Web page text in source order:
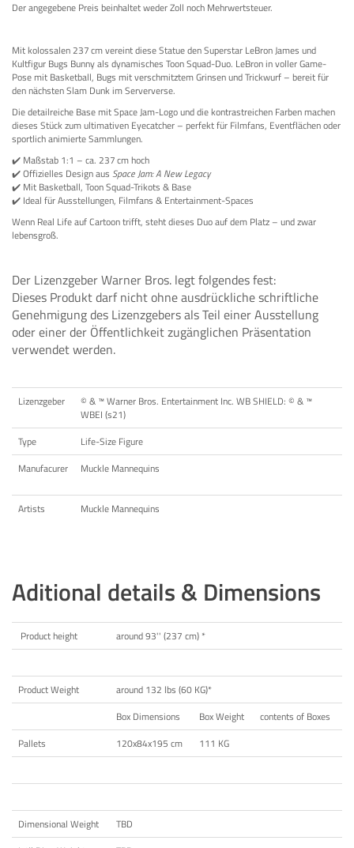
Der angegebene Preis beinhaltet weder Zoll noch Mehrwertsteuer.
Mit kolossalen 237 cm vereint diese Statue den Superstar LeBron James und
Kultfigur Bugs Bunny als dynamisches Toon Squad-Duo. LeBron in voller Game-
Pose mit Basketball, Bugs mit verschmitztem Grinsen und Trickwurf – bereit für
den nächsten Slam Dunk im Serververse.
Die detailreiche Base mit Space Jam-Logo und die kontrastreichen Farben machen
dieses Stück zum ultimativen Eyecatcher – perfekt für Filmfans, Eventflächen oder
sportlich animierte Sammlungen.
✔️ Maßstab 1:1 – ca. 237 cm hoch
✔️ Offizielles Design aus Space Jam: A New Legacy
✔️ Mit Basketball, Toon Squad-Trikots & Base
✔️ Ideal für Ausstellungen, Filmfans & Entertainment-Spaces
Wenn Real Life auf Cartoon trifft, steht dieses Duo auf dem Platz – und zwar
lebensgroß.
Der Lizenzgeber Warner Bros. legt folgendes fest:
Dieses Produkt darf nicht ohne ausdrückliche schriftliche
Genehmigung des Lizenzgebers als Teil einer Ausstellung
oder einer der Öffentlichkeit zugänglichen Präsentation
verwendet werden.
Lizenzgeber
©️ & ™️ Warner Bros. Entertainment Inc. WB SHIELD: ©️ & ™️
WBEI (s21)
Type
Life-Size Figure
Manufacurer
Muckle Mannequins
Artists Muckle Mannequins
Aditional details & Dimensions
Product height around 93'' (237 cm) *
Product Weight
around 132 lbs (60 KG)*
Box Dimensions
Box Weight
contents of Boxes
Pallets
120x84x195 cm 111 KG
Dimensional Weight
TBD